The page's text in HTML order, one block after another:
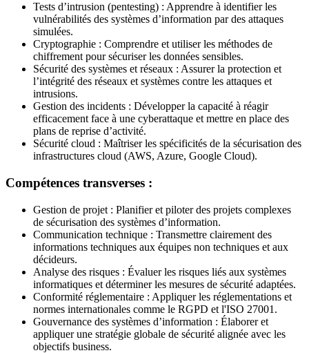
Tests d’intrusion (pentesting) : Apprendre à identifier les
vulnérabilités des systèmes d’information par des attaques
simulées.
Cryptographie : Comprendre et utiliser les méthodes de
chiffrement pour sécuriser les données sensibles.
Sécurité des systèmes et réseaux : Assurer la protection et
l’intégrité des réseaux et systèmes contre les attaques et
intrusions.
Gestion des incidents : Développer la capacité à réagir
efficacement face à une cyberattaque et mettre en place des
plans de reprise d’activité.
Sécurité cloud : Maîtriser les spécificités de la sécurisation des
infrastructures cloud (AWS, Azure, Google Cloud).
Compétences transverses :
Gestion de projet : Planifier et piloter des projets complexes
de sécurisation des systèmes d’information.
Communication technique : Transmettre clairement des
informations techniques aux équipes non techniques et aux
décideurs.
Analyse des risques : Évaluer les risques liés aux systèmes
informatiques et déterminer les mesures de sécurité adaptées.
Conformité réglementaire : Appliquer les réglementations et
normes internationales comme le RGPD et l'ISO 27001.
Gouvernance des systèmes d’information : Élaborer et
appliquer une stratégie globale de sécurité alignée avec les
objectifs business.